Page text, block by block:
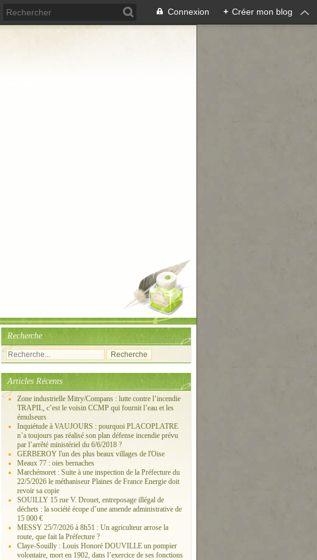
Connexion + Créer mon blog
Recherche
Articles Récents
Zone industrielle Mitry/Compans : lutte contre l’incendie
TRAPIL, c’est le voisin CCMP qui fournit l’eau et les
émulseurs
Inquiétude à VAUJOURS : pourquoi PLACOPLATRE
n’a toujours pas réalisé son plan défense incendie prévu
par l’arrêté ministériel du 6/6/2018 ?
GERBEROY l'un des plus beaux villages de l'Oise
Meaux 77 : oies bernaches
Marchémoret : Suite à une inspection de la Préfecture du
22/5/2026 le méthaniseur Plaines de France Energie doit
revoir sa copie
SOUILLY 15 rue V. Drouet, entreposage illégal de
déchets : la société écope d’une amende administrative de
15 000 €
MESSY 25/7/2026 à 8h51 : Un agriculteur arrose la
route, que fait la Préfecture ?
Claye-Souilly : Louis Honoré DOUVILLE un pompier
volontaire, mort en 1902, dans l’exercice de ses fonctions